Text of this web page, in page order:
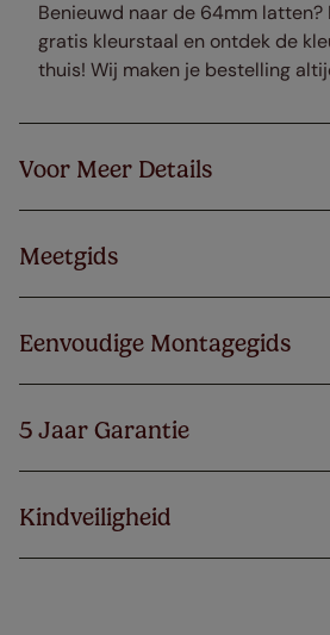
Benieuwd naar de 64mm latten?
gratis kleurstaal en ontdek de
thuis! Wij maken je bestelling
Voor Meer Details
Meetgids
Eenvoudige Montagegids
5 Jaar Garantie
Kindveiligheid